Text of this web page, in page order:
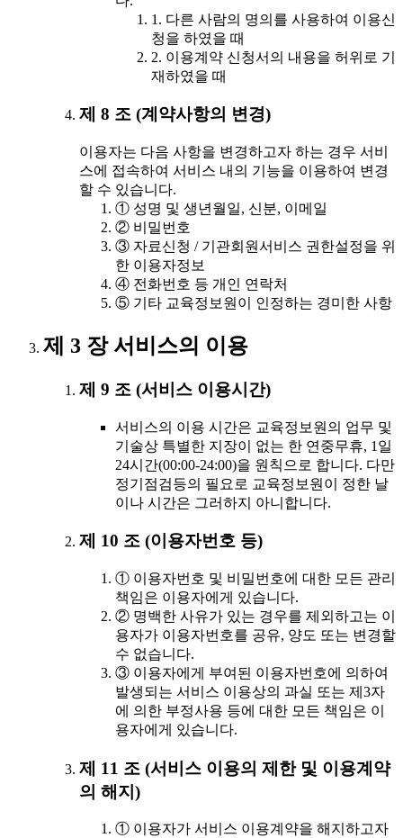
1. 다른 사람의 명의를 사용하여 이용신
청을 하였을 때
2. 이용계약 신청서의 내용을 허위로 기
재하였을 때
제 8 조 (계약사항의 변경)
이용자는 다음 사항을 변경하고자 하는 경우 서비
스에 접속하여 서비스 내의 기능을 이용하여 변경
할 수 있습니다.
① 성명 및 생년월일, 신분, 이메일
② 비밀번호
③ 자료신청 / 기관회원서비스 권한설정을 위
한 이용자정보
④ 전화번호 등 개인 연락처
⑤ 기타 교육정보원이 인정하는 경미한 사항
제 3 장 서비스의 이용
제 9 조 (서비스 이용시간)
서비스의 이용 시간은 교육정보원의 업무 및
기술상 특별한 지장이 없는 한 연중무휴, 1일
24시간(00:00-24:00)을 원칙으로 합니다. 다만
정기점검등의 필요로 교육정보원이 정한 날
이나 시간은 그러하지 아니합니다.
제 10 조 (이용자번호 등)
① 이용자번호 및 비밀번호에 대한 모든 관리
책임은 이용자에게 있습니다.
② 명백한 사유가 있는 경우를 제외하고는 이
용자가 이용자번호를 공유, 양도 또는 변경할
수 없습니다.
③ 이용자에게 부여된 이용자번호에 의하여
발생되는 서비스 이용상의 과실 또는 제3자
에 의한 부정사용 등에 대한 모든 책임은 이
용자에게 있습니다.
제 11 조 (서비스 이용의 제한 및 이용계약
의 해지)
① 이용자가 서비스 이용계약을 해지하고자